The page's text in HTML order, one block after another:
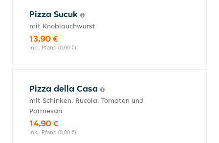
Pizza Sucuk
mit Knoblauchwurst
13,90 €
inkl. Pfand (0,00 €)
Pizza della Casa
mit Schinken, Rucola, Tomaten und
Parmesan
14,90 €
inkl. Pfand (0,00 €)